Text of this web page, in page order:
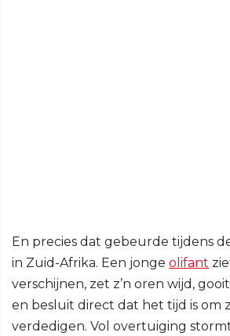
En precies dat gebeurde tijdens
in Zuid-Afrika. Een jonge olifant
verschijnen, zet z’n oren wijd,
en besluit direct dat het tijd is om
verdedigen. Vol overtuiging